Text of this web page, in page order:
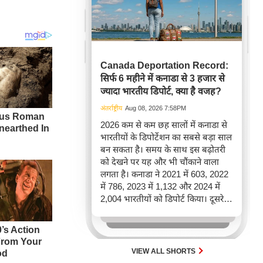
Canada Deportation Record:
सिर्फ 6 महीने में कनाडा से 3 हजार से
ज्यादा भारतीय डिपोर्ट, क्या है वजह?
अंतर्राष्ट्रीय Aug 08, 2026 7:58PM
2026 कम से कम छह सालों में कनाडा से
भारतीयों के डिपोर्टेशन का सबसे बड़ा साल
बन सकता है। समय के साथ इस बढ़ोतरी
को देखने पर यह और भी चौंकाने वाला
लगता है। कनाडा ने 2021 में 603, 2022
में 786, 2023 में 1,132 और 2024 में
2,004 भारतीयों को डिपोर्ट किया। दूसरे
पूरे साल की तुलना में 2026 की पहली
छमाही में ज़्यादा भारतीयों को वापस भेजा
VIEW ALL SHORTS